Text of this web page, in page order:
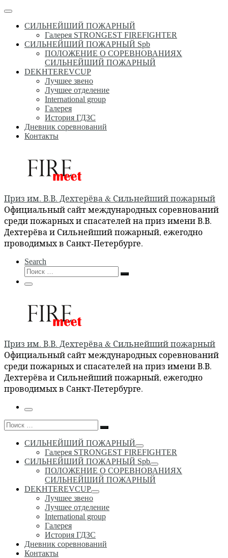
Перейти
содержимому
Меню
СИЛЬНЕЙШИЙ ПОЖАРНЫЙ
Галерея STRONGEST FIREFIGHTER
СИЛЬНЕЙШИЙ ПОЖАРНЫЙ Spb
ПОЛОЖЕНИЕ О СОРЕВНОВАНИЯХ
СИЛЬНЕЙШИЙ ПОЖАРНЫЙ
DEKHTEREVCUP
Лучшее звено
Лучшее отделение
International group
Галерея
История ГДЗС
Дневник соревнований
Контакты
Приз им. В.В. Дехтерёва & Сильнейший пожарный
Официальный сайт международных соревнований
среди пожарных и спасателей на приз имени В.В.
Дехтерёва и Сильнейший пожарный, ежегодно
проводимых в Санкт-Петербурге.
Search
Поиск
Поиск
Меню
Приз им. В.В. Дехтерёва & Сильнейший пожарный
Официальный сайт международных соревнований
среди пожарных и спасателей на приз имени В.В.
Дехтерёва и Сильнейший пожарный, ежегодно
проводимых в Санкт-Петербурге.
Меню
Поиск
Поиск
…
СИЛЬНЕЙШИЙ ПОЖАРНЫЙ
Галерея STRONGEST FIREFIGHTER
СИЛЬНЕЙШИЙ ПОЖАРНЫЙ Spb
ПОЛОЖЕНИЕ О СОРЕВНОВАНИЯХ
СИЛЬНЕЙШИЙ ПОЖАРНЫЙ
DEKHTEREVCUP
Лучшее звено
Лучшее отделение
International group
Галерея
История ГДЗС
Дневник соревнований
Контакты